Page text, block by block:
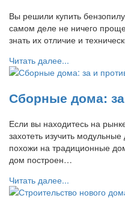
Вы решили купить
самом деле не ничего
знать их отличие и
Читать далее...
Сборные дома:
Если вы находитесь на
захотеть изучить
похожи на традиционные
дом построен…
Читать далее...